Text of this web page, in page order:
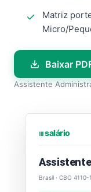
Matriz
Micro/
Baixar
Assistente
⏐⏐⏐ salário
Brasil · CBO